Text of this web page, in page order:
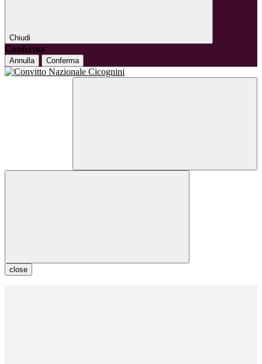
Chiudi
Conferma
Annulla Conferma
close